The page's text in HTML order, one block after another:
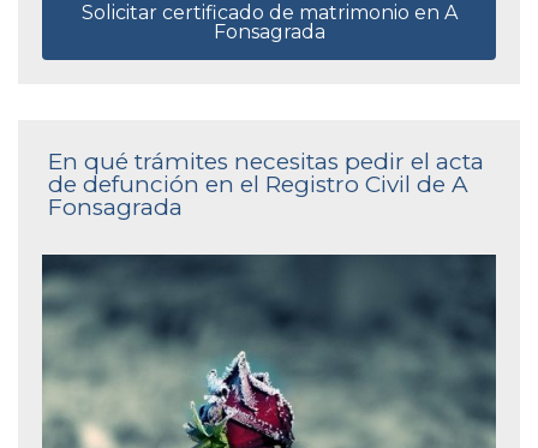
Solicitar certificado de matrimonio en A
Fonsagrada
En qué trámites necesitas pedir el acta
de defunción en el Registro Civil de A
Fonsagrada